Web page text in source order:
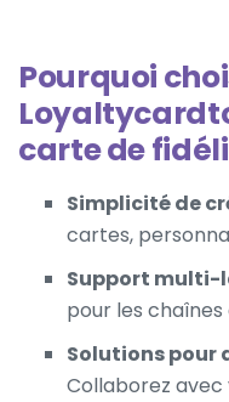
Pourquoi
carte de
Simplicité de
cartes,
Support multi-
pour les
Solutions pour
Collaborez avec